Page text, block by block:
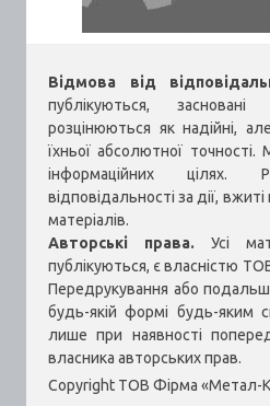
Відмова від
публікуються,
розцінюються як надійні,
їхньої абсолютної
інформаційних
відповідальності за дії,
матеріалів.
Авторські права. Усі
публікуються, є власністю
Передрукування або
будь-якій формі будь-яким
лише при наявності
власника авторських прав.
Copyright ТОВ Фірма «Метал-